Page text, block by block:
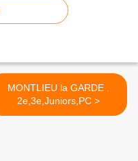
MONTLIEU la GARDE .
2e,3e,Juniors,PC >